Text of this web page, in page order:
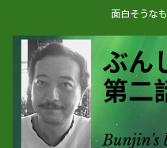
面白そうな